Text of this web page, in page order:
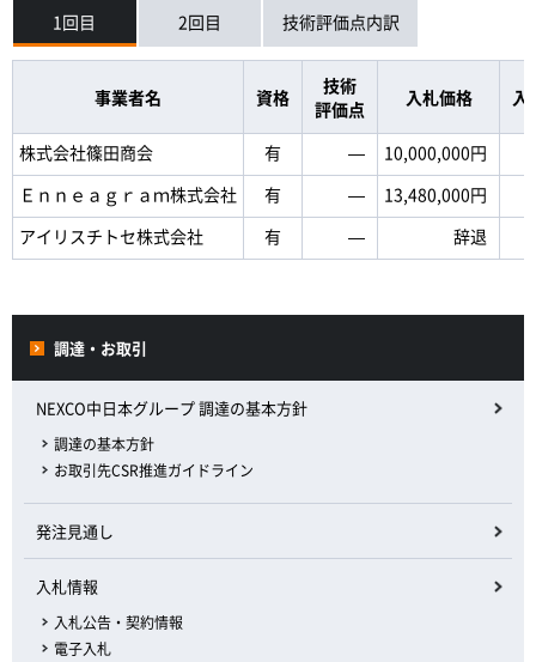
1回目 2回目 技術評価点内訳
事業者名 資格
技術
評価点
入札価格 入
株式会社篠田商会 有 ―
10,000,000円
Ｅｎｎｅａｇｒａｍ株式会社
有 ―
13,480,000円
アイリスチトセ株式会社
有 ― 辞退
調達・お取引
NEXCO中日本グループ 調達の基本方針
調達の基本方針
お取引先CSR推進ガイドライン
発注見通し
入札情報
入札公告・契約情報
電子入札